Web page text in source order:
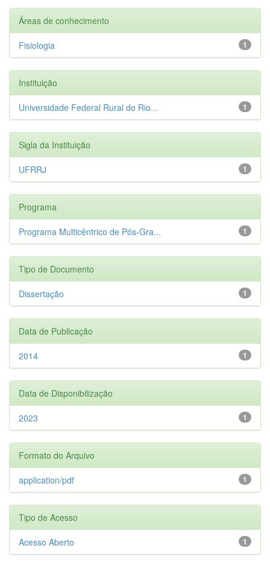
Áreas de conhecimento
1
Fisiologia
Instituição
1
Universidade Federal Rural do Rio...
Sigla da Instituição
1
UFRRJ
Programa
1
Programa Multicêntrico de Pós-Gra...
Tipo de Documento
1
Dissertação
Data de Publicação
1
2014
Data de Disponibilização
1
2023
Formato do Arquivo
1
application/pdf
Tipo de Acesso
1
Acesso Aberto